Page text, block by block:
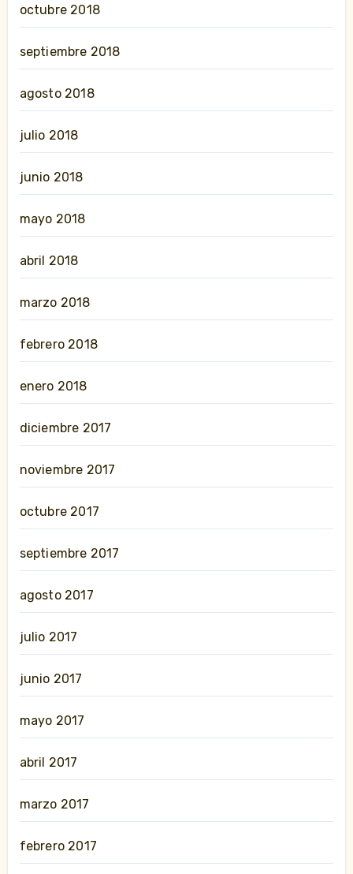
octubre 2018
septiembre 2018
agosto 2018
julio 2018
junio 2018
mayo 2018
abril 2018
marzo 2018
febrero 2018
enero 2018
diciembre 2017
noviembre 2017
octubre 2017
septiembre 2017
agosto 2017
julio 2017
junio 2017
mayo 2017
abril 2017
marzo 2017
febrero 2017